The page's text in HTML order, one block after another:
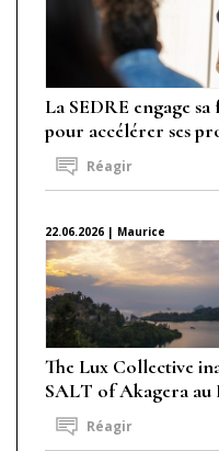
La SEDRE engage
pour accélérer ses
Réagir
22.06.2026 | Maurice
The Lux Collective
SALT of Akagera au
Réagir